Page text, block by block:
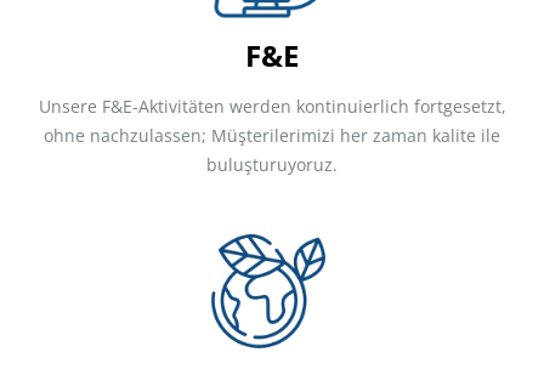
F&E
Unsere F&E-Aktivitäten werden kontinuierlich fortgesetzt,
ohne nachzulassen; Müşterilerimizi her zaman kalite ile
buluşturuyoruz.